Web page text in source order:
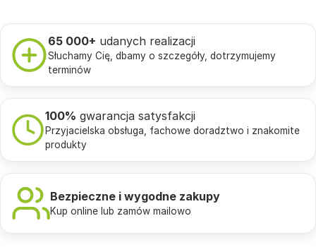
65 000+ udanych realizacji
Słuchamy Cię, dbamy o szczegóły, dotrzymujemy
terminów
100% gwarancja satysfakcji
Przyjacielska obsługa, fachowe doradztwo i znakomite
produkty
Bezpieczne i wygodne zakupy
Kup online lub zamów mailowo